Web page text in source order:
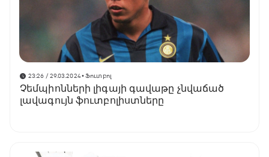
23:26 / 29.03.2024• Ֆուտբոլ
Չեմպիոնների լիգայի գավաթը չնվաճած
լավագույն ֆուտբոլիստները